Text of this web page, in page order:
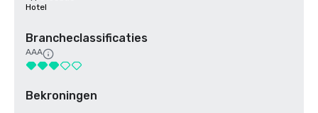
Hotel
Brancheclassificaties
AAA
Bekroningen